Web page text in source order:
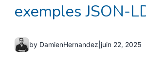
exemples JSON-
by DamienHernandez juin 22, 2025